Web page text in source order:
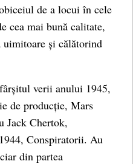
de a locui în cele
cea mai bună calitate,
uimitoare și călătorind
verii anului 1945,
de producție, Mars
Jack Chertok,
Conspiratorii. Au
din partea